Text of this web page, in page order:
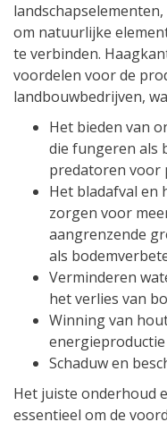
om natuurlijke
te verbinden.
voordelen voor de
landbouwbedrijven,
Het bieden van
die fungeren als
predatoren voor
Het bladafval en
zorgen voor
aangrenzende
als
Verminderen
het verlies van
Winning van
Schaduw en
Het juiste onderhoud
essentieel om de